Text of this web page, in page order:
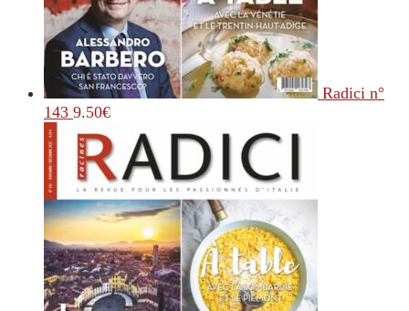
Radici n°
143 9.50€